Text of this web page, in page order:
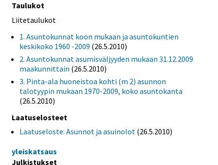
Taulukot
Liitetaulukot
1. Asuntokunnat koon mukaan ja asuntokuntien
keskikoko 1960 -2009 (26.5.2010)
2. Asuntokunnat asumisväljyyden mukaan 31.12.2009
maakunnittain (26.5.2010)
3. Pinta-ala huoneistoa kohti (m 2) asunnon
talotyypin mukaan 1970-2009, koko asuntokanta
(26.5.2010)
Laatuselosteet
Laatuseloste: Asunnot ja asuinolot (26.5.2010)
yleiskatsaus
Julkistukset